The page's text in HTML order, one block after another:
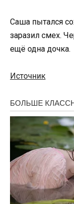
Саша пытался
заразил смех.
ещё одна дочка.
Источник